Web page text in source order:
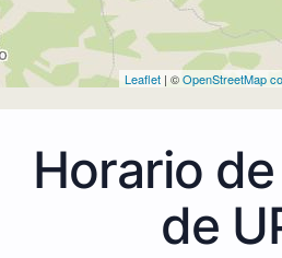
Leaflet | ©OpenStreetMap
Horario
de